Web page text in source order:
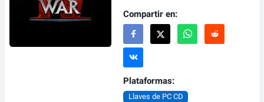
Compartir en:
Plataformas:
Llaves de PC CD